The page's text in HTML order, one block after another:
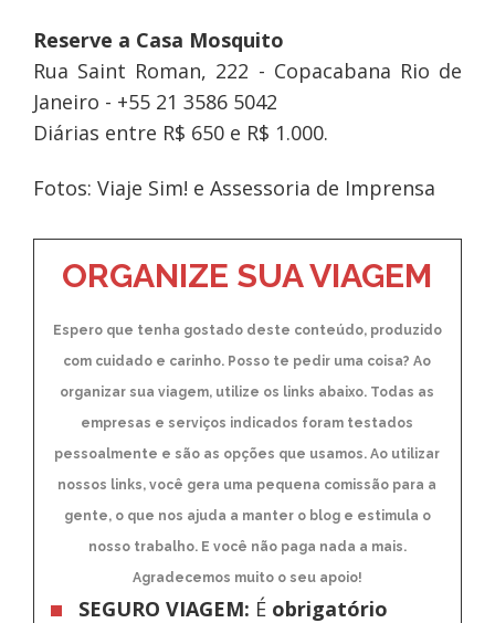
Reserve a Casa Mosquito
Rua Saint Roman, 222 - Copacabana Rio de
Janeiro - +55 21 3586 5042
Diárias entre R$ 650 e R$ 1.000.
Fotos: Viaje Sim! e Assessoria de Imprensa
ORGANIZE SUA VIAGEM
Espero que tenha gostado deste conteúdo, produzido
com cuidado e carinho. Posso te pedir uma coisa? Ao
organizar sua viagem, utilize os links abaixo. Todas as
empresas e serviços indicados foram testados
pessoalmente e são as opções que usamos. Ao utilizar
nossos links, você gera uma pequena comissão para a
gente, o que nos ajuda a manter o blog e estimula o
nosso trabalho. E você não paga nada a mais.
Agradecemos muito o seu apoio!
SEGURO VIAGEM: É obrigatório